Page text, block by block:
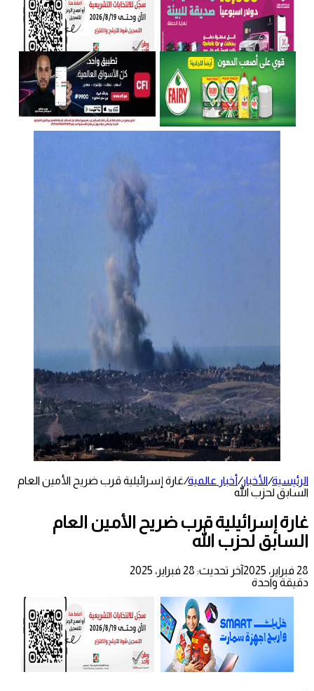
الرئيسية/الأخبار/أخبار عالمية/غارة إسرائيلية قرب ضريح الأمين العام
السابق لحزب الله
غارة إسرائيلية قرب ضريح الأمين العام
السابق لحزب الله
28 فبراير، 2025
آخر تحديث: 28 فبراير، 2025
دقيقة واحدة